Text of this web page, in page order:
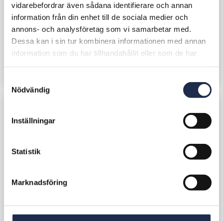
vidarebefordrar även sådana identifierare och annan
information från din enhet till de sociala medier och
annons- och analysföretag som vi samarbetar med.
Dessa kan i sin tur kombinera informationen med annan
information som du har tillhandahållit eller som de har
Nödvändig
Inställningar
Statistik
Marknadsföring
Ort
Växjö
Kund
Typ
Yta
0 m²
Projektperiod